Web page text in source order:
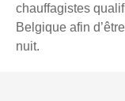
chauffagistes
Belgique afin
nuit.